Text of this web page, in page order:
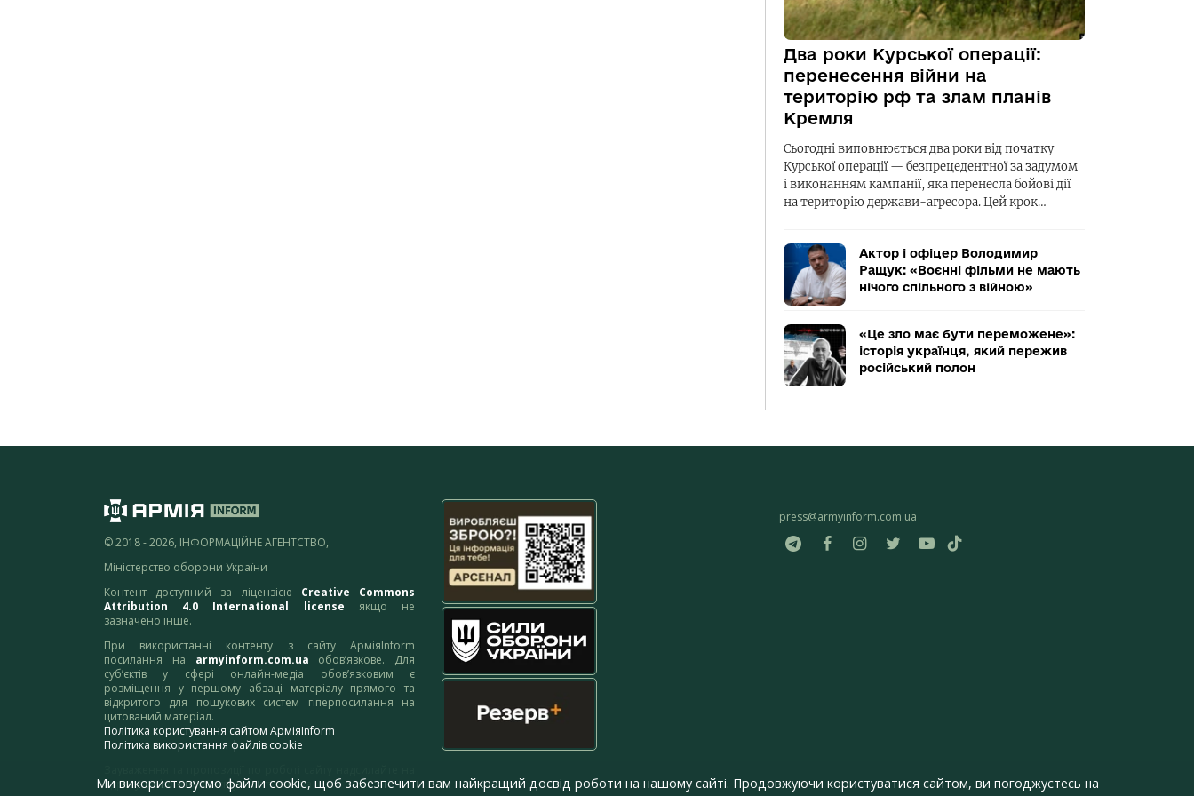
Два роки Курської операції:
перенесення війни на
територію рф та злам планів
Кремля
Сьогодні виповнюється два роки від початку
Курської операції — безпрецедентної за задумом
і виконанням кампанії, яка перенесла бойові дії
на територію держави-агресора. Цей крок…
Актор і офіцер Володимир
Ращук: «Воєнні фільми не мають
нічого спільного з війною»
«Це зло має бути переможене»:
історія українця, який пережив
російський полон
© 2018 - 2026, ІНФОРМАЦІЙНЕ АГЕНТСТВО,
Міністерство оборони України
Контент доступний за ліцензією Creative Commons
Attribution 4.0 International license якщо не
зазначено інше.
При використанні контенту з сайту АрміяInform
посилання на armyinform.com.ua обов’язкове. Для
суб’єктів у сфері онлайн-медіа обов’язковим є
розміщення у першому абзаці матеріалу прямого та
відкритого для пошукових систем гіперпосилання на
цитований матеріал.
Політика користування сайтом АрміяInform
Політика використання файлів cookie
адресу:webmaster@armyinform.com.ua
press@armyinform.com.ua
Ми використовуємо файли cookie, щоб забезпечити вам найкращий досвід роботи на нашому сайті. Продовжуючи користуватися сайтом, ви погоджуєтесь на